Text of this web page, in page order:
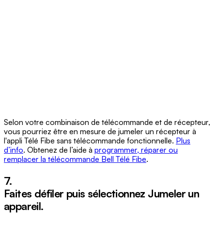
Selon votre combinaison de télécommande et de récepteur,
vous pourriez être en mesure de jumeler un récepteur à
l'appli Télé Fibe sans télécommande fonctionnelle. Plus
d’info. Obtenez de l’aide à programmer, réparer ou
remplacer la télécommande Bell Télé Fibe.
7.
Faites défiler puis sélectionnez Jumeler un
appareil.